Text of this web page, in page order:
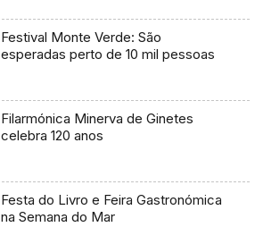
Festival Monte Verde: São
esperadas perto de 10 mil pessoas
Filarmónica Minerva de Ginetes
celebra 120 anos
Festa do Livro e Feira Gastronómica
na Semana do Mar